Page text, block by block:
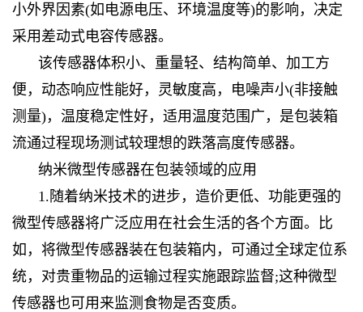
小外界因素(如电源电压、环境温度等)的影响，决定
采用差动式电容传感器。
该传感器体积小、重量轻、结构简单、加工方
便，动态响应性能好，灵敏度高，电噪声小(非接触
测量)，温度稳定性好，适用温度范围广，是包装箱
流通过程现场测试较理想的跌落高度传感器。
纳米微型传感器在包装领域的应用
1.随着纳米技术的进步，造价更低、功能更强的
微型传感器将广泛应用在社会生活的各个方面。比
如，将微型传感器装在包装箱内，可通过全球定位系
统，对贵重物品的运输过程实施跟踪监督;这种微型
传感器也可用来监测食物是否变质。